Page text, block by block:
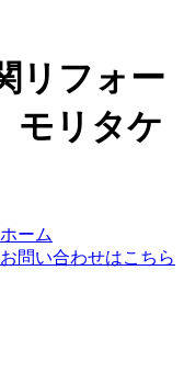
リフォー
リタケ
ホーム